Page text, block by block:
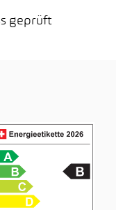
geprüft